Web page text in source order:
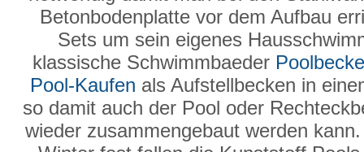
Betonbodenplatte vor dem Aufbau
Sets um sein eigenes
klassische Schwimmbaeder
Pool-Kaufen als Aufstellbecken in
so damit auch der Pool oder
wieder zusammengebaut werden